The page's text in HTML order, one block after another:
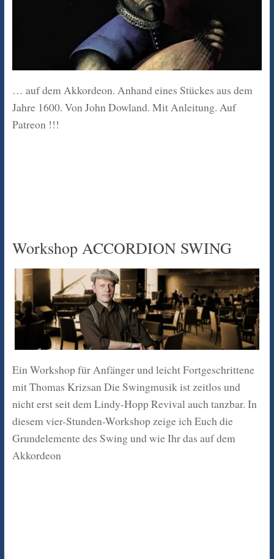
… auf dem Akkordeon. Anhand eines Stückes aus dem
Jahre 1600. Von John Dowland. Mit Anleitung. Auf
Patreon !!!
Workshop ACCORDION SWING
Ein Workshop für Anfänger und leicht Fortgeschrittene
mit Thomas Krizsan Die Swingmusik ist zeitlos und
nicht erst seit dem Lindy-Hopp Revival auch tanzbar. In
diesem vier-Stunden-Workshop zeige ich Euch die
Grundelemente des Swing und wie Ihr das auf dem
Akkordeon